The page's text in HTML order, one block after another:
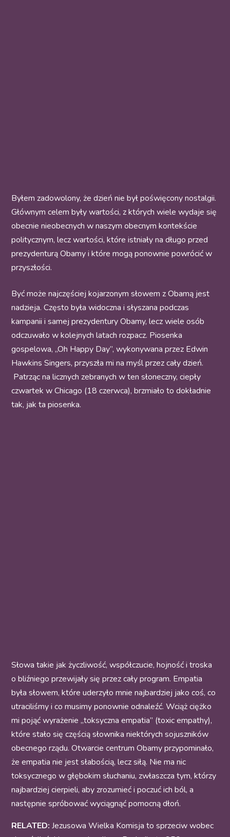
Byłem zadowolony, że dzień nie był poświęcony nostalgii.
Głównym celem były wartości, z których wiele wydaje się
obecnie nieobecnych w naszym obecnym kontekście
politycznym, lecz wartości, które istniały na długo przed
prezydenturą Obamy i które mogą ponownie powrócić w
przyszłości.
Być może najczęściej kojarzonym słowem z Obamą jest
nadzieja. Często była widoczna i słyszana podczas
kampanii i samej prezydentury Obamy, lecz wiele osób
odczuwało w kolejnych latach rozpacz. Piosenka
gospelowa, „Oh Happy Day”, wykonywana przez Edwin
Hawkins Singers, przyszła mi na myśl przez cały dzień.
Patrząc na licznych zebranych w ten słoneczny, ciepły
czwartek w Chicago (18 czerwca), brzmiało to dokładnie
tak, jak ta piosenka.
Słowa takie jak życzliwość, współczucie, hojność i troska
o bliźniego przewijały się przez cały program. Empatia
była słowem, które uderzyło mnie najbardziej jako coś, co
utraciliśmy i co musimy ponownie odnaleźć. Wciąż ciężko
mi pojąć wyrażenie „toksyczna empatia” (toxic empathy),
które stało się częścią słownika niektórych sojuszników
obecnego rządu. Otwarcie centrum Obamy przypominało,
że empatia nie jest słabością, lecz siłą. Nie ma nic
toksycznego w głębokim słuchaniu, zwłaszcza tym, którzy
najbardziej cierpieli, aby zrozumieć i poczuć ich ból, a
następnie spróbować wyciągnąć pomocną dłoń.
RELATED: Jezusowa Wielka Komisja to sprzeciw wobec